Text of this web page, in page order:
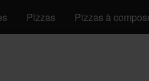
Pizzas Pizzas à